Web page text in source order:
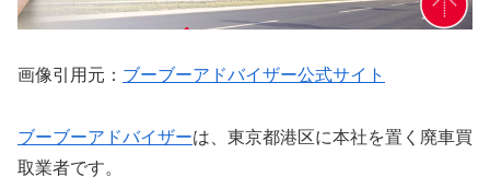
画像引用元： ブーブーアドバイザー公式サイト
ブーブーアドバイザーは、東京都港区に本社を置く廃車買
取業者です。